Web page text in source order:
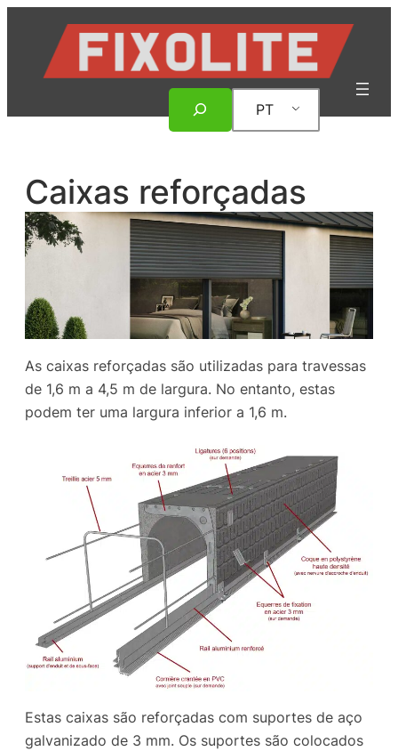
PT
Caixas reforçadas
As caixas reforçadas são utilizadas para travessas
de 1,6 m a 4,5 m de largura. No entanto, estas
podem ter uma largura inferior a 1,6 m.
Estas caixas são reforçadas com suportes de aço
galvanizado de 3 mm. Os suportes são colocados